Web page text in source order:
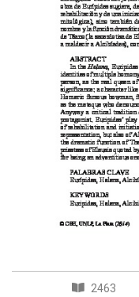
2463